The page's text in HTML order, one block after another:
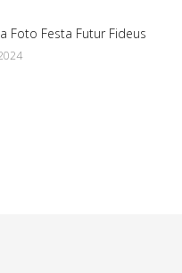
Foto Festa Futur Fideus